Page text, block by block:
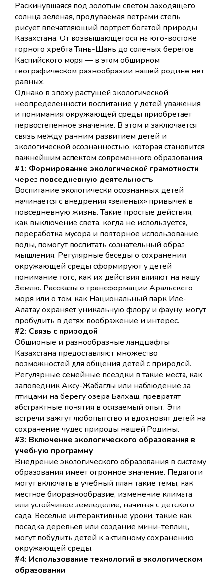
Раскинувшаяся под золотым светом заходящего
солнца зеленая, продуваемая ветрами степь
рисует впечатляющий портрет богатой природы
Казахстана. От возвышающегося на юго-востоке
горного хребта Тянь-Шань до соленых берегов
Каспийского моря — в этом обширном
географическом разнообразии нашей родине нет
равных.
Однако в эпоху растущей экологической
неопределенности воспитание у детей уважения
и понимания окружающей среды приобретает
первостепенное значение. В этом и заключается
связь между ранним развитием детей и
экологической осознанностью, которая становится
важнейшим аспектом современного образования.
#1: Формирование экологической грамотности
через повседневную деятельность
Воспитание экологически осознанных детей
начинается с внедрения «зеленых» привычек в
повседневную жизнь. Такие простые действия,
как выключение света, когда не используется,
переработка мусора и повторное использование
воды, помогут воспитать сознательный образ
мышления. Регулярные беседы о сохранении
окружающей среды сформируют у детей
понимание того, как их действия влияют на нашу
Землю. Рассказы о трансформации Аральского
моря или о том, как Национальный парк Иле-
Алатау охраняет уникальную флору и фауну, могут
пробудить в детях воображение и интерес.
#2: Связь с природой
Обширные и разнообразные ландшафты
Казахстана предоставляют множество
возможностей для общения детей с природой.
Регулярные семейные поездки в такие места, как
заповедник Аксу-Жабаглы или наблюдение за
птицами на берегу озера Балхаш, превратят
абстрактные понятия в осязаемый опыт. Эти
встречи зажгут любопытство и вдохновят детей на
сохранение чудес природы нашей Родины.
#3: Включение экологического образования в
учебную программу
Внедрение экологического образования в систему
образования имеет огромное значение. Педагоги
могут включать в учебный план такие темы, как
местное биоразнообразие, изменение климата
или устойчивое земледелие, начиная с детского
сада. Веселые интерактивные уроки, такие как
посадка деревьев или создание мини-теплиц,
могут побудить детей к активному сохранению
окружающей среды.
#4: Использование технологий в экологическом
образовании